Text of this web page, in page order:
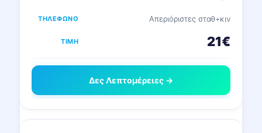
Απεριόριστες σταθ+κιν
21€
Δες Λεπτομέρειες →